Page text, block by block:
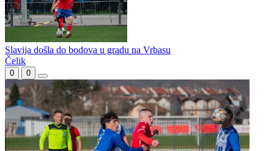
Zaslužena radost Širokog Brijega u Istočnom Sarajevu
Slavija i zvanično o(p)stala u Premijer ligi